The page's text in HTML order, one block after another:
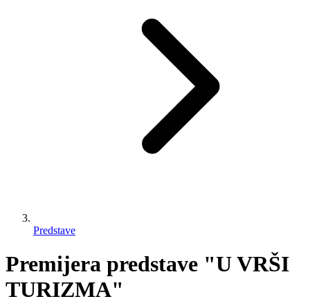
Predstave
Premijera predstave "U VRŠI
TURIZMA"